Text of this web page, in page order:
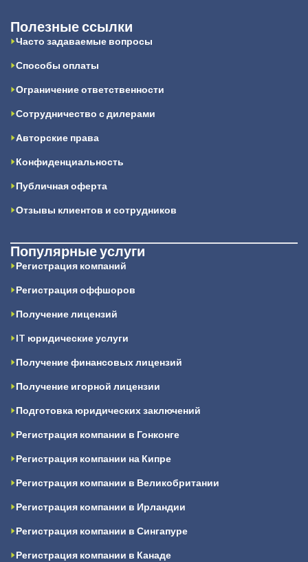
Полезные ссылки
Часто задаваемые вопросы
Способы оплаты
Ограничение ответственности
Сотрудничество с дилерами
Авторские права
Конфиденциальность
Публичная оферта
Отзывы клиентов и сотрудников
Популярные услуги
Регистрация компаний
Регистрация оффшоров
Получение лицензий
IT юридические услуги
Получение финансовых лицензий
Получение игорной лицензии
Подготовка юридических заключений
Регистрация компании в Гонконге
Регистрация компании на Кипре
Регистрация компании в Великобритании
Регистрация компании в Ирландии
Регистрация компании в Сингапуре
Регистрация компании в Канаде